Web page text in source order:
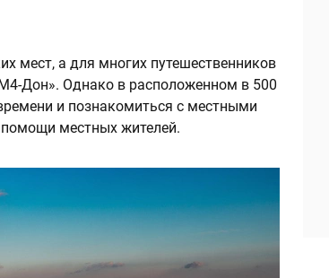
мест, а для многих путешественников
Дон». Однако в расположенном в 500
и познакомиться с местными
местных жителей.